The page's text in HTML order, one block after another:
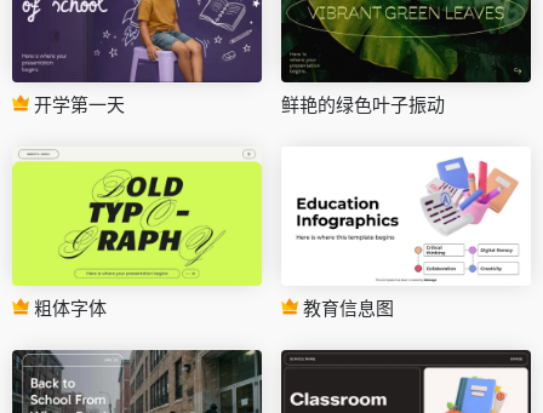
开学第一天 鲜艳的绿色叶子振动
粗体字体 教育信息图